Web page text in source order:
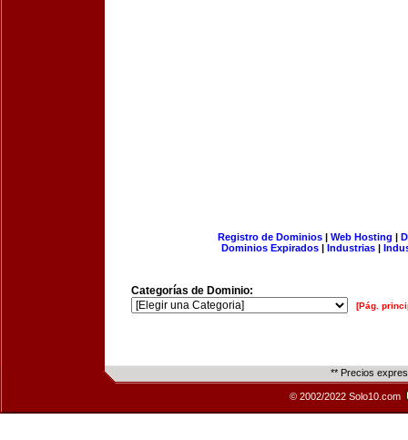
Registro de Dominios| Web Hosting |
Dominios Expirados | Industrias |
Categorías de Dominio:
[Pág.
** Precios
© 2002/2022 Solo10.com